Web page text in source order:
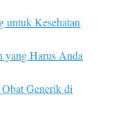
untuk Kesehatan
yang Harus Anda
Generik di